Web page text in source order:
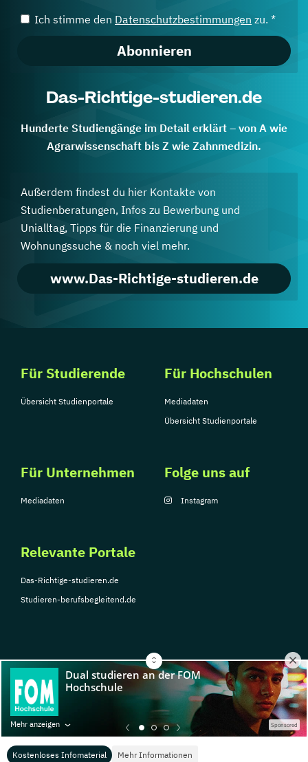
Kostenloses Infomaterial Mehr Informationen
Mehr anzeigen Sponsored
Ich stimme den Datenschutzbestimmungen zu. *
Abonnieren
Das-Richtige-studieren.de
Hunderte Studiengänge im Detail erklärt – von A wie
Agrarwissenschaft bis Z wie Zahnmedizin.
Außerdem findest du hier Kontakte von
Studienberatungen, Infos zu Bewerbung und
Unialltag, Tipps für die Finanzierung und
Wohnungssuche & noch viel mehr.
www.Das-Richtige-studieren.de
Für Studierende
Übersicht Studienportale
Für Hochschulen
Mediadaten
Übersicht Studienportale
Für Unternehmen
Mediadaten
Relevante Portale
Das-Richtige-studieren.de
Studieren-berufsbegleitend.de
Folge uns auf
Instagram
© Copyright 2026, TarGroup Media GmbH
Impressum
uns
Datenschutzerklärung Nutzungsbedingungen